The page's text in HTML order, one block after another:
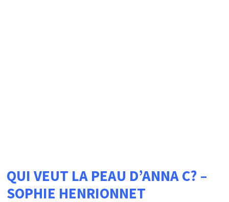
QUI VEUT LA PEAU D’ANNA C? –
SOPHIE HENRIONNET